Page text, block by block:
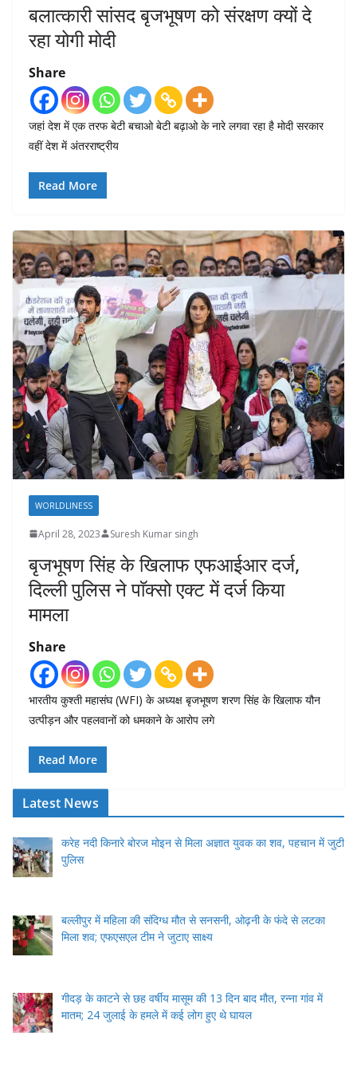
बलात्कारी सांसद बृजभूषण को संरक्षण क्यों दे
रहा योगी मोदी
Share
जहां देश में एक तरफ बेटी बचाओ बेटी बढ़ाओ के नारे लगवा रहा है मोदी सरकार
वहीं देश में अंतरराष्ट्रीय
Read More
WORLDLINESS
April 28, 2023 Suresh Kumar singh
बृजभूषण सिंह के खिलाफ एफआईआर दर्ज,
दिल्ली पुलिस ने पाॅक्सो एक्ट में दर्ज किया
मामला
Share
भारतीय कुश्ती महासंघ (WFI) के अध्यक्ष बृजभूषण शरण सिंह के खिलाफ यौन
उत्पीड़न और पहलवानों को धमकाने के आरोप लगे
Read More
Latest News
करेह नदी किनारे बोरज मोइन से मिला अज्ञात युवक का शव, पहचान में जुटी
पुलिस
बल्लीपुर में महिला की संदिग्ध मौत से सनसनी, ओढ़नी के फंदे से लटका
मिला शव; एफएसएल टीम ने जुटाए साक्ष्य
गीदड़ के काटने से छह वर्षीय मासूम की 13 दिन बाद मौत, रन्ना गांव में
मातम; 24 जुलाई के हमले में कई लोग हुए थे घायल